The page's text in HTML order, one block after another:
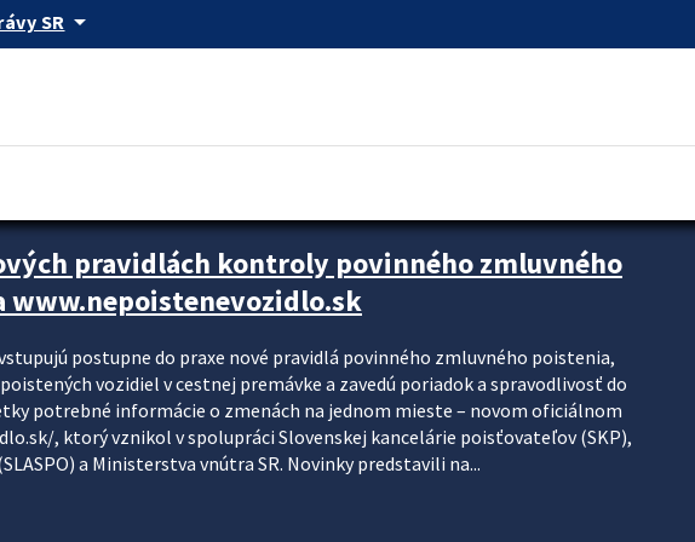
SR arrow_drop_down
pravidlách kontroly povinného zmluvného
www.nepoistenevozidlo.sk
postupne do praxe nové pravidlá povinného zmluvného poistenia,
vozidiel v cestnej premávke a zavedú poriadok a spravodlivosť do
potrebné informácie o zmenách na jednom mieste – novom oficiálnom
, ktorý vznikol v spolupráci Slovenskej kancelárie poisťovateľov (SKP),
a Ministerstva vnútra SR. Novinky predstavili na...